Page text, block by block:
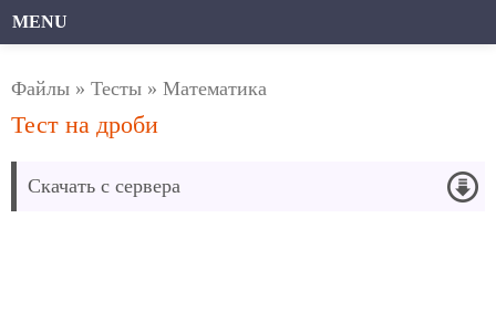
MENU
Файлы » Тесты » Математика
Тест на дроби
Скачать с сервера